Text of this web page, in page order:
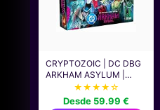
CRYPTOZOIC | DC DBG
ARKHAM ASYLUM |
JUEGO DE CARTAS
DECK-BUILDING CON
★★★★☆
Desde 59.99 €